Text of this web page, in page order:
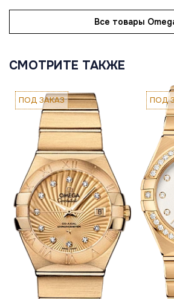
Все товары
СМОТРИТЕ ТАКЖЕ
ПОД ЗАКАЗ ПОД